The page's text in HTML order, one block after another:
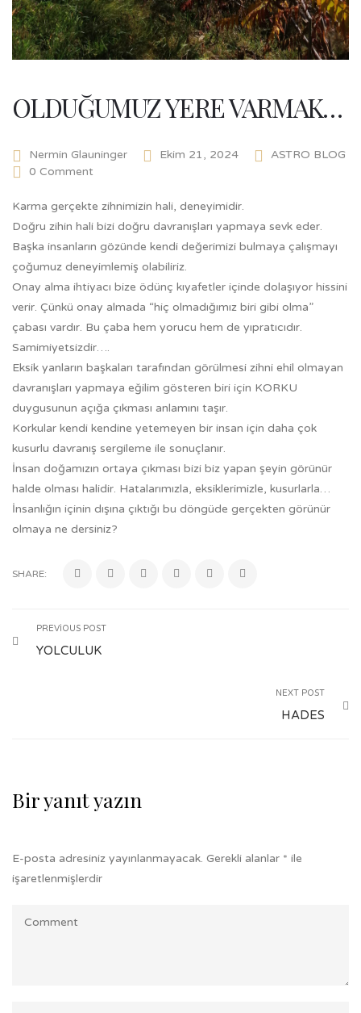
OLDUĞUMUZ YERE VARMAK…
Nermin Glauninger Ekim 21, 2024
ASTRO BLOG
0 Comment
Karma gerçekte zihnimizin hali, deneyimidir.
Doğru zihin hali bizi doğru davranışları yapmaya sevk eder.
Başka insanların gözünde kendi değerimizi bulmaya çalışmayı
çoğumuz deneyimlemiş olabiliriz.
Onay alma ihtiyacı bize ödünç kıyafetler içinde dolaşıyor hissini
verir. Çünkü onay almada “hiç olmadığımız biri gibi olma”
çabası vardır. Bu çaba hem yorucu hem de yıpratıcıdır.
Samimiyetsizdir….
Eksik yanların başkaları tarafından görülmesi zihni ehil olmayan
davranışları yapmaya eğilim gösteren biri için KORKU
duygusunun açığa çıkması anlamını taşır.
Korkular kendi kendine yetemeyen bir insan için daha çok
kusurlu davranış sergileme ile sonuçlanır.
İnsan doğamızın ortaya çıkması bizi biz yapan şeyin görünür
halde olması halidir. Hatalarımızla, eksiklerimizle, kusurlarla…
İnsanlığın içinin dışına çıktığı bu döngüde gerçekten görünür
olmaya ne dersiniz?
SHARE:
PREVIOUS POST
YOLCULUK
NEXT POST
HADES
Bir yanıt yazın
E-posta adresiniz yayınlanmayacak. Gerekli alanlar * ile
işaretlenmişlerdir